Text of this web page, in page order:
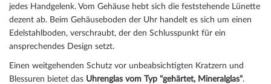
jedes Handgelenk. Vom Gehäuse hebt sich die feststehende Lünette
dezent ab. Beim Gehäuseboden der Uhr handelt es sich um einen
Edelstahlboden, verschraubt, der den Schlusspunkt für ein
ansprechendes Design setzt.
Einen weitgehenden Schutz vor unbeabsichtigten Kratzern und
Blessuren bietet das Uhrenglas vom Typ "gehärtet, Mineralglas".